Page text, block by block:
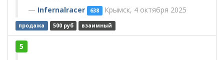
Infernalracer 638 Крымск, 4 октября 2025
продажа 500 руб взаимный
5